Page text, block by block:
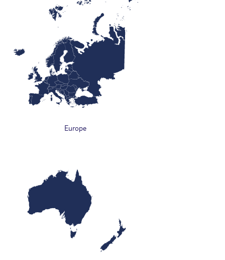
Europe